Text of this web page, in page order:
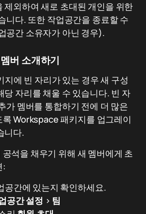
제외하여 새로 초대된 개인을 위한
니다. 또한 작업공간을 종료할 수
공간 소유자가 아닌 경우).
버 소개하기
에 빈 자리가 있는 경우 새 구성
당 자리를 채울 수 있습니다. 빈 자
가 멤버를 통합하기 전에 더 많은
Workspace 패키지를 업그레이
니다.
석을 채우기 위해 새 멤버에게 초
:
공간에 있는지 확인하세요.
공간 설정 > 팀